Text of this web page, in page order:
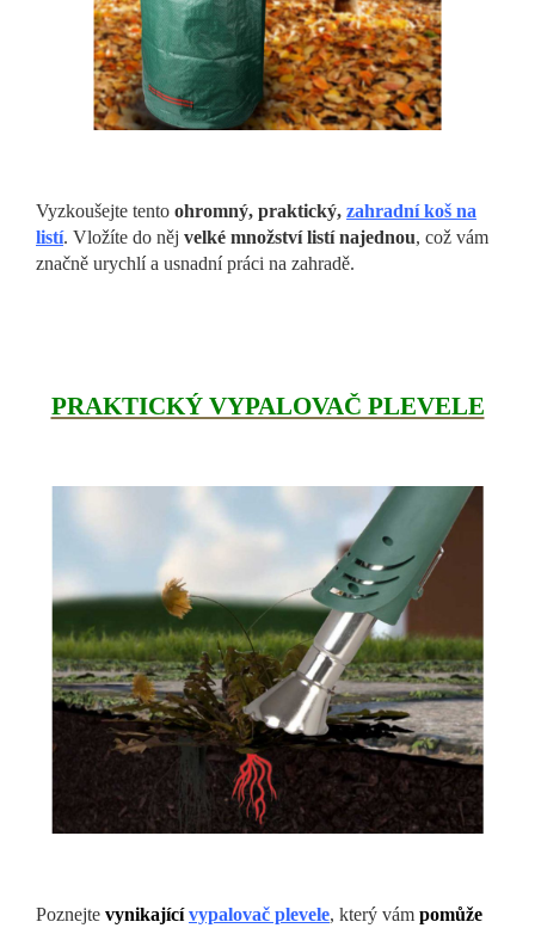
Vyzkoušejte tento ohromný, praktický, zahradní koš na
listí. Vložíte do něj velké množství listí najednou, což vám
značně urychlí a usnadní práci na zahradě.
PRAKTICKÝ VYPALOVAČ PLEVELE
Poznejte vynikajícívypalovač plevele, který vám pomůže